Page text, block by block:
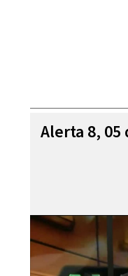
Alerta 8, 05